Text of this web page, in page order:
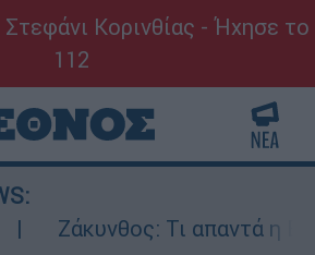
Κορινθίας - Ήχησε το
112
Ζάκυνθος: Τι απαντά η ΕΛΑΣ